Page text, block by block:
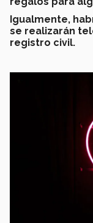
Igualmente,
se realizarán
registro civil.